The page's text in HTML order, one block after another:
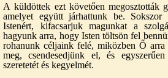
A küldöttek ezt követően megosztották
amelyet együtt járhattunk be. Sokszor
Istenért, kifacsarjuk magunkat a
hagyunk arra, hogy Isten töltsön fel
rohanunk céljaink felé, miközben Ő
meg, csendesedjünk el, és
szeretetét és kegyelmét.